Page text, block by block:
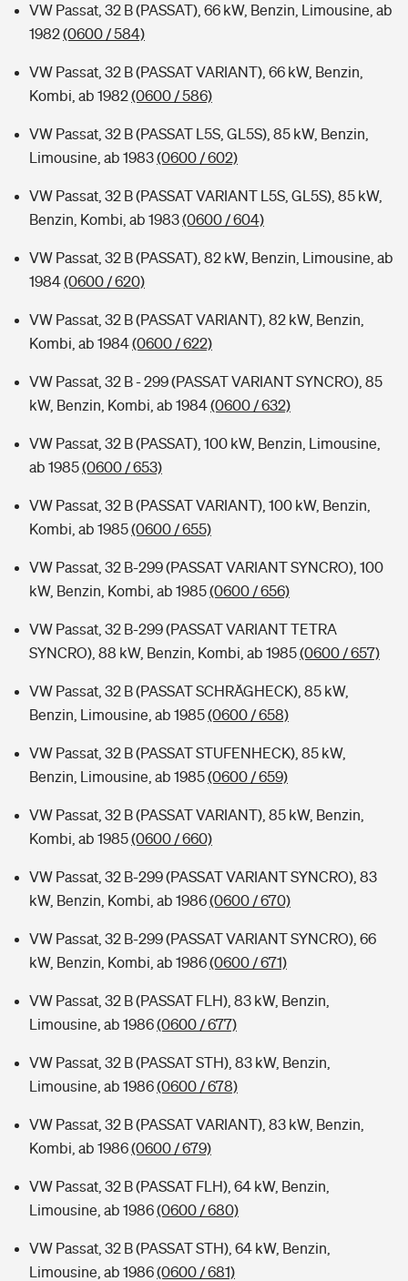
VW Passat, 32 B (PASSAT), 66 kW, Benzin, Limousine, ab
1982(0600 / 584)
VW Passat, 32 B (PASSAT VARIANT), 66 kW, Benzin,
Kombi, ab 1982(0600 / 586)
VW Passat, 32 B (PASSAT L5S, GL5S), 85 kW, Benzin,
Limousine, ab 1983(0600 / 602)
VW Passat, 32 B (PASSAT VARIANT L5S, GL5S), 85 kW,
Benzin, Kombi, ab 1983(0600 / 604)
VW Passat, 32 B (PASSAT), 82 kW, Benzin, Limousine, ab
1984(0600 / 620)
VW Passat, 32 B (PASSAT VARIANT), 82 kW, Benzin,
Kombi, ab 1984(0600 / 622)
VW Passat, 32 B - 299 (PASSAT VARIANT SYNCRO), 85
kW, Benzin, Kombi, ab 1984(0600 / 632)
VW Passat, 32 B (PASSAT), 100 kW, Benzin, Limousine,
ab 1985(0600 / 653)
VW Passat, 32 B (PASSAT VARIANT), 100 kW, Benzin,
Kombi, ab 1985(0600 / 655)
VW Passat, 32 B-299 (PASSAT VARIANT SYNCRO), 100
kW, Benzin, Kombi, ab 1985(0600 / 656)
VW Passat, 32 B-299 (PASSAT VARIANT TETRA
SYNCRO), 88 kW, Benzin, Kombi, ab 1985(0600 / 657)
VW Passat, 32 B (PASSAT SCHRÄGHECK), 85 kW,
Benzin, Limousine, ab 1985(0600 / 658)
VW Passat, 32 B (PASSAT STUFENHECK), 85 kW,
Benzin, Limousine, ab 1985(0600 / 659)
VW Passat, 32 B (PASSAT VARIANT), 85 kW, Benzin,
Kombi, ab 1985(0600 / 660)
VW Passat, 32 B-299 (PASSAT VARIANT SYNCRO), 83
kW, Benzin, Kombi, ab 1986(0600 / 670)
VW Passat, 32 B-299 (PASSAT VARIANT SYNCRO), 66
kW, Benzin, Kombi, ab 1986(0600 / 671)
VW Passat, 32 B (PASSAT FLH), 83 kW, Benzin,
Limousine, ab 1986(0600 / 677)
VW Passat, 32 B (PASSAT STH), 83 kW, Benzin,
Limousine, ab 1986(0600 / 678)
VW Passat, 32 B (PASSAT VARIANT), 83 kW, Benzin,
Kombi, ab 1986(0600 / 679)
VW Passat, 32 B (PASSAT FLH), 64 kW, Benzin,
Limousine, ab 1986(0600 / 680)
VW Passat, 32 B (PASSAT STH), 64 kW, Benzin,
Limousine, ab 1986(0600 / 681)